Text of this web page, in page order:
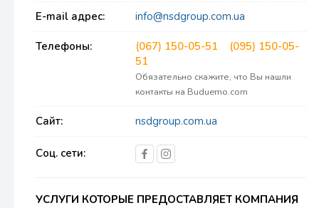
E-mail адрес: info@nsdgroup.com.ua
Телефоны: (067) 150-05-51
(095) 150-05-
51
Обязательно скажите, что Вы нашли
контакты на Buduemo.com
Сайт: nsdgroup.com.ua
Соц. сети:
УСЛУГИ КОТОРЫЕ ПРЕДОСТАВЛЯЕТ КОМПАНИЯ